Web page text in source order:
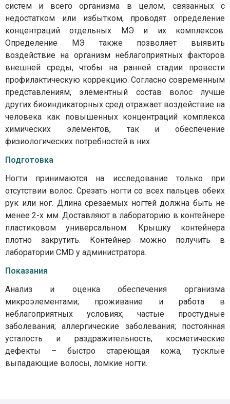
систем и всего организма в целом, связанных с
недостатком или избытком, проводят определение
концентраций отдельных МЭ и их комплексов.
Определение МЭ также позволяет выявить
воздействие на организм неблагоприятных факторов
внешней среды, чтобы на ранней стадии провести
профилактическую коррекцию. Согласно современным
представлениям, элементный состав волос лучше
других биоиндикаторных сред отражает воздействие на
человека как повышенных концентраций комплекса
химических элементов, так и обеспечение
физиологических потребностей в них.
Подготовка
Ногти принимаются на исследование только при
отсутствии волос. Срезать ногти со всех пальцев обеих
рук или ног. Длина срезаемых ногтей должна быть не
менее 2-х мм. Доставляют в лабораторию в контейнере
пластиковом универсальном. Крышку контейнера
плотно закрутить. Контейнер можно получить в
лаборатории CMD у администратора.
Показания
Анализ и оценка обеспечения организма
микроэлементами; проживание и работа в
неблагоприятных условиях; частые простудные
заболевания; аллергические заболевания; постоянная
усталость и раздражительность; косметические
дефекты – быстро стареющая кожа, тусклые
выпадающие волосы, ломкие ногти.